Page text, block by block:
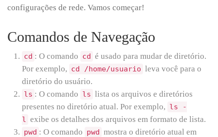
configurações de rede. Vamos começar!
Comandos de Navegação
cd : O comando cd é usado para mudar de diretório.
Por exemplo, cd /home/usuario leva você para o
diretório do usuário.
ls : O comando ls lista os arquivos e diretórios
presentes no diretório atual. Por exemplo, ls -
l exibe os detalhes dos arquivos em formato de lista.
pwd : O comando pwd mostra o diretório atual em